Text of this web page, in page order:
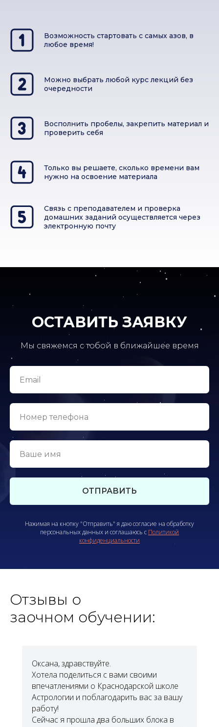
Возможность стартовать с самых азов, в
любое время!
Можно выбрать любой курс лекций без
очередности
Восполнить пробелы, закрепить материал и
проверить себя
Только вы решаете, сколько времени вам
нужно на освоение материала
Связь с преподавателем и проверка
домашних заданий осуществляется через
электронную почту
ОСТАВИТЬ ЗАЯВКУ
Мы свяжемся с тобой в ближайшее время
ОТПРАВИТЬ
Нажимая на кнопку "Отправить" я даю согласие на обработку
персональных данных и соглашаюсь с Политикой
конфиденциальности
Отзывы о
заочном обучении:
Оксана, здравствуйте.
Хотела поделиться с вами своими
впечатлениями о Краснодарской школе
Астрологии и поблагодарить вас за вашу
работу!
Сейчас я прошла два больших блока в